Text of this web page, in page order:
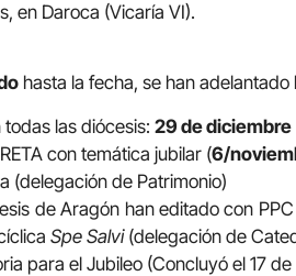
en Daroca (Vicaría VI).
hasta la fecha, se han
las diócesis: 29 de diciembre
con temática jubilar (6/
(delegación de Patrimonio)
de Aragón han editado con
Spe Salvi(delegación de
para el Jubileo (Concluyó el 17